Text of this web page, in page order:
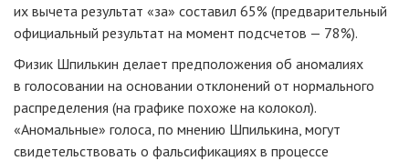
их вычета результат «за» составил 65% (предварительный
официальный результат на момент подсчетов — 78%).
Физик Шпилькин делает предположения об аномалиях
в голосовании на основании отклонений от нормального
распределения (на графике похоже на колокол).
«Аномальные» голоса, по мнению Шпилькина, могут
свидетельствовать о фальсификациях в процессе